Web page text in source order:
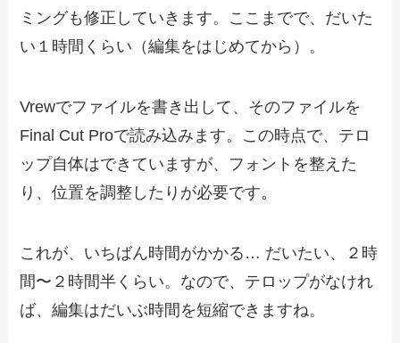
ミングも修正していきます。ここまでで、だいた
い１時間くらい（編集をはじめてから）。
Vrewでファイルを書き出して、そのファイルを
Final Cut Proで読み込みます。この時点で、テロ
ップ自体はできていますが、フォントを整えた
り、位置を調整したりが必要です。
これが、いちばん時間がかかる… だいたい、２時
間〜２時間半くらい。なので、テロップがなけれ
ば、編集はだいぶ時間を短縮できますね。